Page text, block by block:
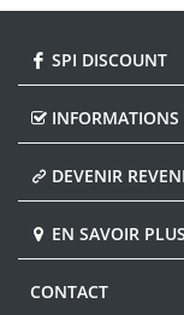
SPI DISCOUNT
INFORMATIONS
DEVENIR
EN SAVOIR PLUS
CONTACT